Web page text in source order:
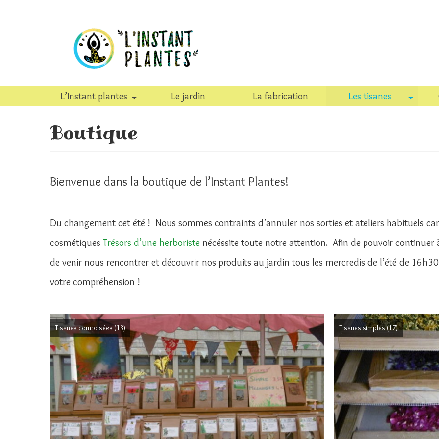
L’Instant plantes Le jardin La fabrication Les tisanes
Boutique
Bienvenue dans la boutique de l’Instant Plantes!
Du changement cet été ! Nous sommes contraints d’annuler nos sorties et ateliers habituels
cosmétiques Trésors d’une herboriste nécéssite toute notre attention. Afin de pouvoir continuer
de venir nous rencontrer et découvrir nos produits au jardin tous les mercredis de l’été de
votre compréhension !
Tisanes composées (13) Tisanes simples(17)